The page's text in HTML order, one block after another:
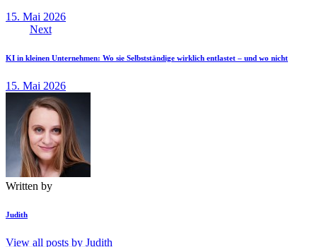
15. Mai 2026
Next
KI in kleinen Unternehmen: Wo sie Selbstständige wirklich entlastet – und wo nicht
15. Mai 2026
Written by
Judith
View all posts by Judith